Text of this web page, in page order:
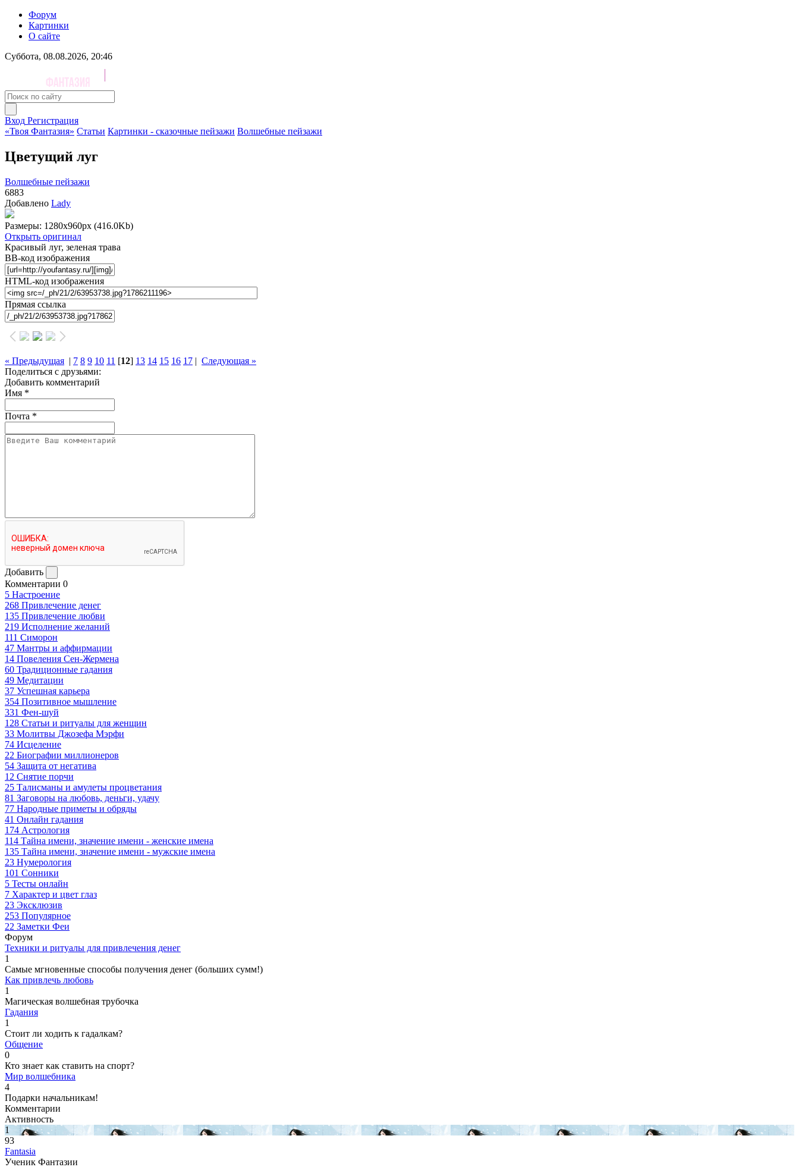
Форум
Картинки
О сайте
Суббота, 08.08.2026, 20:46
Вход Регистрация
«Твоя Фантазия» Статьи Картинки - сказочные пейзажи Волшебные пейзажи
Цветущий луг
Волшебные пейзажи
6883
Добавлено Lady
Размеры: 1280x960px (416.0Kb)
Открыть оригинал
Красивый луг, зеленая трава
BB-код изображения
HTML-код изображения
Прямая ссылка
« Предыдущая | 7 8 9 10 11 [12] 13 14 15 16 17 | Следующая »
Поделиться с друзьями:
Добавить комментарий
Имя *
Почта *
Добавить
Комментарии 0
5 Настроение
268 Привлечение денег
135 Привлечение любви
219 Исполнение желаний
111 Симорон
47 Мантры и аффирмации
14 Повеления Сен-Жермена
60 Традиционные гадания
49 Медитации
37 Успешная карьера
354 Позитивное мышление
331 Фен-шуй
128 Статьи и ритуалы для женщин
33 Молитвы Джозефа Мэрфи
74 Исцеление
22 Биографии миллионеров
54 Защита от негатива
12 Снятие порчи
25 Талисманы и амулеты процветания
81 Заговоры на любовь, деньги, удачу
77 Народные приметы и обряды
41 Онлайн гадания
174 Астрология
114 Тайна имени, значение имени - женские имена
135 Тайна имени, значение имени - мужские имена
23 Нумерология
101 Сонники
5 Тесты онлайн
7 Характер и цвет глаз
23 Эксклюзив
253 Популярное
22 Заметки Феи
Форум
Техники и ритуалы для привлечения денег
1
Самые мгновенные способы получения денег (больших сумм!)
Как привлечь любовь
1
Магическая волшебная трубочка
Гадания
1
Стоит ли ходить к гадалкам?
Общение
0
Кто знает как ставить на спорт?
Мир волшебника
4
Подарки начальникам!
Комментарии
Активность
1
93
Fantasia
Ученик Фантазии